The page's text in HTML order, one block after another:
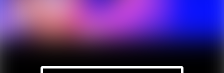
Маленькой ёлочке
холодно зимой